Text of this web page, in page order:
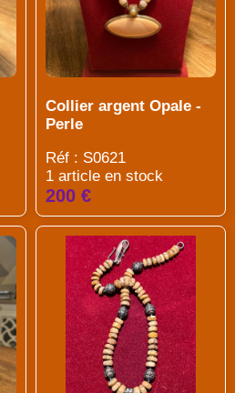
Collier argent Opale -
Perle
Réf : S0621
1 article en stock
200 €